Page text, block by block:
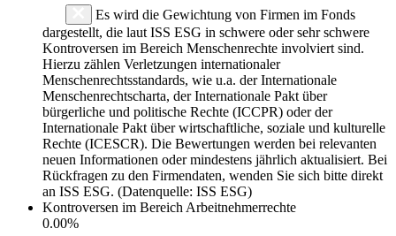
Es wird die Gewichtung von Firmen im Fonds
dargestellt, die laut ISS ESG in schwere oder sehr schwere
Kontroversen im Bereich Menschenrechte involviert sind.
Hierzu zählen Verletzungen internationaler
Menschenrechtsstandards, wie u.a. der Internationale
Menschenrechtscharta, der Internationale Pakt über
bürgerliche und politische Rechte (ICCPR) oder der
Internationale Pakt über wirtschaftliche, soziale und kulturelle
Rechte (ICESCR). Die Bewertungen werden bei relevanten
neuen Informationen oder mindestens jährlich aktualisiert. Bei
Rückfragen zu den Firmendaten, wenden Sie sich bitte direkt
an ISS ESG. (Datenquelle: ISS ESG)
Kontroversen im Bereich Arbeitnehmerrechte
0.00%